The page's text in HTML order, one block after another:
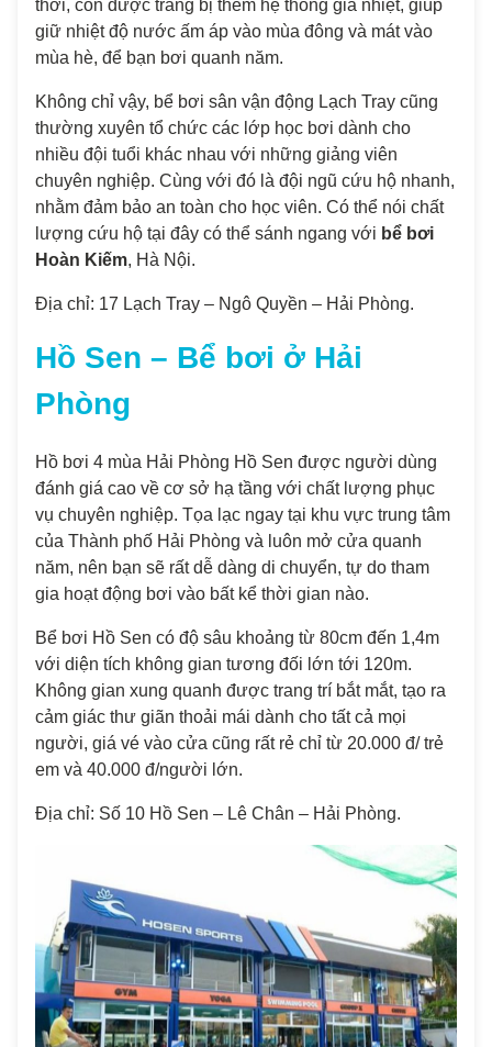
thời, còn được trang bị thêm hệ thống gia nhiệt, giúp
giữ nhiệt độ nước ấm áp vào mùa đông và mát vào
mùa hè, để bạn bơi quanh năm.
Không chỉ vậy, bể bơi sân vận động Lạch Tray cũng
thường xuyên tổ chức các lớp học bơi dành cho
nhiều đội tuổi khác nhau với những giảng viên
chuyên nghiệp. Cùng với đó là đội ngũ cứu hộ nhanh,
nhằm đảm bảo an toàn cho học viên. Có thể nói chất
lượng cứu hộ tại đây có thể sánh ngang với bể bơi
Hoàn Kiếm, Hà Nội.
Địa chỉ: 17 Lạch Tray – Ngô Quyền – Hải Phòng.
Hồ Sen – Bể bơi ở Hải
Phòng
Hồ bơi 4 mùa Hải Phòng Hồ Sen được người dùng
đánh giá cao về cơ sở hạ tầng với chất lượng phục
vụ chuyên nghiệp. Tọa lạc ngay tại khu vực trung tâm
của Thành phố Hải Phòng và luôn mở cửa quanh
năm, nên bạn sẽ rất dễ dàng di chuyển, tự do tham
gia hoạt động bơi vào bất kể thời gian nào.
Bể bơi Hồ Sen có độ sâu khoảng từ 80cm đến 1,4m
với diện tích không gian tương đối lớn tới 120m.
Không gian xung quanh được trang trí bắt mắt, tạo ra
cảm giác thư giãn thoải mái dành cho tất cả mọi
người, giá vé vào cửa cũng rất rẻ chỉ từ 20.000 đ/ trẻ
em và 40.000 đ/người lớn.
Địa chỉ: Số 10 Hồ Sen – Lê Chân – Hải Phòng.